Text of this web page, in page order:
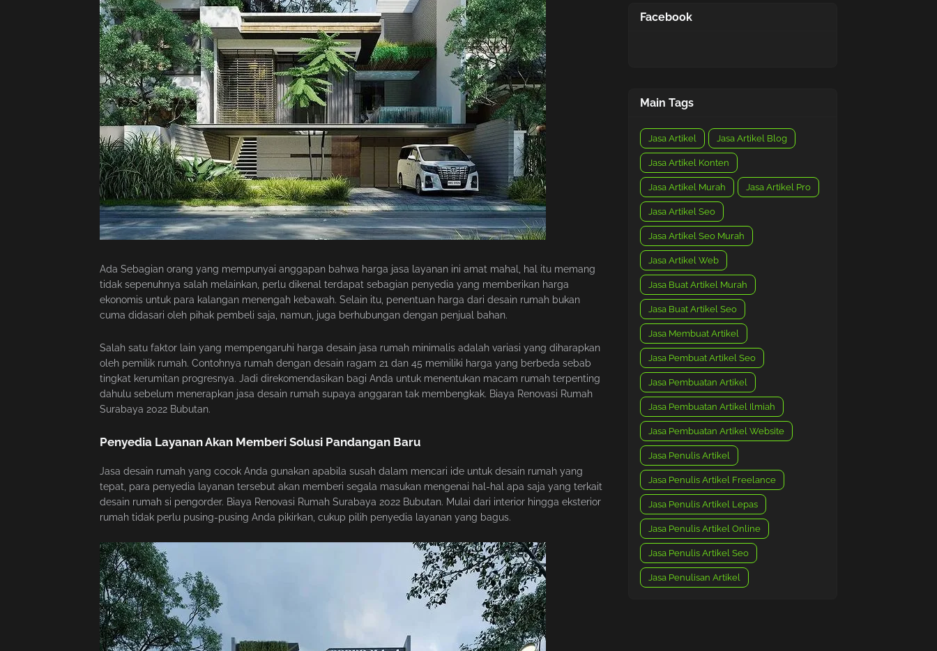
Ada Sebagian orang yang mempunyai anggapan bahwa harga jasa layanan ini amat mahal, hal itu memang
tidak sepenuhnya salah melainkan, perlu dikenal terdapat sebagian penyedia yang memberikan harga
ekonomis untuk para kalangan menengah kebawah. Selain itu, penentuan harga dari desain rumah bukan
cuma didasari oleh pihak pembeli saja, namun, juga berhubungan dengan penjual bahan.
Salah satu faktor lain yang mempengaruhi harga desain jasa rumah minimalis adalah variasi yang diharapkan
oleh pemilik rumah. Contohnya rumah dengan desain ragam 21 dan 45 memiliki harga yang berbeda sebab
tingkat kerumitan progresnya. Jadi direkomendasikan bagi Anda untuk menentukan macam rumah terpenting
dahulu sebelum menerapkan jasa desain rumah supaya anggaran tak membengkak. Biaya Renovasi Rumah
Surabaya 2022 Bubutan.
Penyedia Layanan Akan Memberi Solusi Pandangan Baru
Jasa desain rumah yang cocok Anda gunakan apabila susah dalam mencari ide untuk desain rumah yang
tepat, para penyedia layanan tersebut akan memberi segala masukan mengenai hal-hal apa saja yang terkait
desain rumah si pengorder. Biaya Renovasi Rumah Surabaya 2022 Bubutan. Mulai dari interior hingga eksterior
rumah tidak perlu pusing-pusing Anda pikirkan, cukup pilih penyedia layanan yang bagus.
Facebook
Main Tags
Jasa Artikel Jasa Artikel Blog
Jasa Artikel Konten
Jasa Artikel Murah Jasa Artikel Pro
Jasa Artikel Seo
Jasa Artikel Seo Murah
Jasa Artikel Web
Jasa Buat Artikel Murah
Jasa Buat Artikel Seo
Jasa Membuat Artikel
Jasa Pembuat Artikel Seo
Jasa Pembuatan Artikel
Jasa Pembuatan Artikel Ilmiah
Jasa Pembuatan Artikel Website
Jasa Penulis Artikel
Jasa Penulis Artikel Freelance
Jasa Penulis Artikel Lepas
Jasa Penulis Artikel Online
Jasa Penulis Artikel Seo
Jasa Penulisan Artikel